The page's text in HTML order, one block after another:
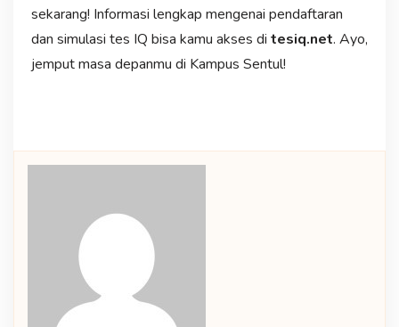
sekarang! Informasi lengkap mengenai pendaftaran
dan simulasi tes IQ bisa kamu akses di tesiq.net. Ayo,
jemput masa depanmu di Kampus Sentul!